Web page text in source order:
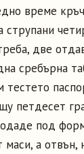
време
две
сребърна
петдесет
под
а отвън,